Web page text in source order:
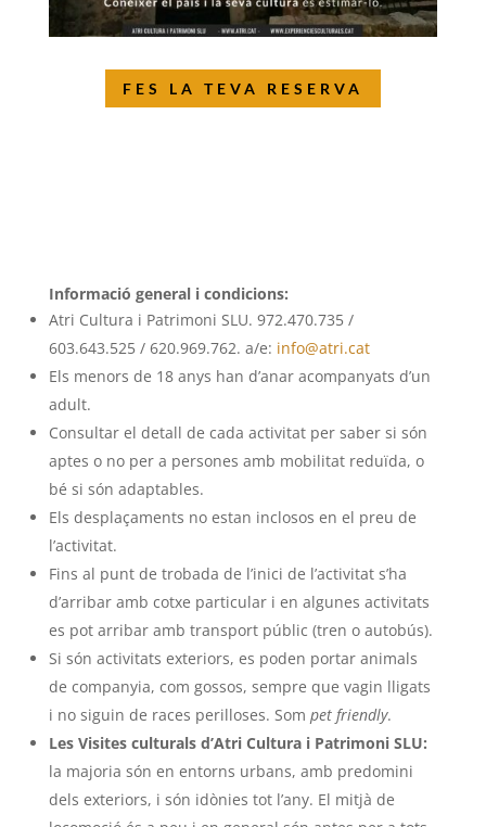
FES LA TEVA RESERVA
Informació general i condicions:
Atri Cultura i Patrimoni SLU. 972.470.735 /
603.643.525 / 620.969.762. a/e: info@atri.cat
Els menors de 18 anys han d’anar acompanyats d’un
adult.
Consultar el detall de cada activitat per saber si són
aptes o no per a persones amb mobilitat reduïda, o
bé si són adaptables.
Els desplaçaments no estan inclosos en el preu de
l’activitat.
Fins al punt de trobada de l’inici de l’activitat s’ha
d’arribar amb cotxe particular i en algunes activitats
es pot arribar amb transport públic (tren o autobús).
Si són activitats exteriors, es poden portar animals
de companyia, com gossos, sempre que vagin lligats
i no siguin de races perilloses. Som pet friendly.
Les Visites culturals d’Atri Cultura i Patrimoni SLU:
la majoria són en entorns urbans, amb predomini
dels exteriors, i són idònies tot l’any. El mitjà de